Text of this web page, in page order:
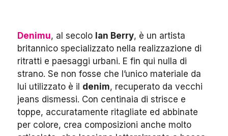
Denimu, al secolo Ian Berry, è un artista
britannico specializzato nella realizzazione di
ritratti e paesaggi urbani. E fin qui nulla di
strano. Se non fosse che l’unico materiale da
lui utilizzato è il denim, recuperato da vecchi
jeans dismessi. Con centinaia di strisce e
toppe, accuratamente ritagliate ed abbinate
per colore, crea composizioni anche molto